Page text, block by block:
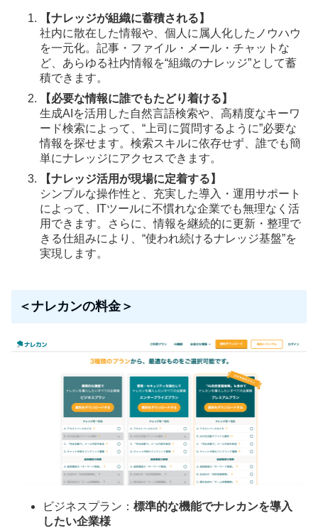
【ナレッジが組織に蓄積される】
社内に散在した情報や、個人に属人化したノウハウ
を一元化。記事・ファイル・メール・チャットな
ど、あらゆる社内情報を“組織のナレッジ”として蓄
積できます。
【必要な情報に誰でもたどり着ける】
生成AIを活用した自然言語検索や、高精度なキーワ
ード検索によって、“上司に質問するように”必要な
情報を探せます。検索スキルに依存せず、誰でも簡
単にナレッジにアクセスできます。
【ナレッジ活用が現場に定着する】
シンプルな操作性と、充実した導入・運用サポート
によって、ITツールに不慣れな企業でも無理なく活
用できます。さらに、情報を継続的に更新・整理で
きる仕組みにより、“使われ続けるナレッジ基盤”を
実現します。
＜ナレカンの料金＞
ビジネスプラン： 標準的な機能でナレカンを導入
したい企業様